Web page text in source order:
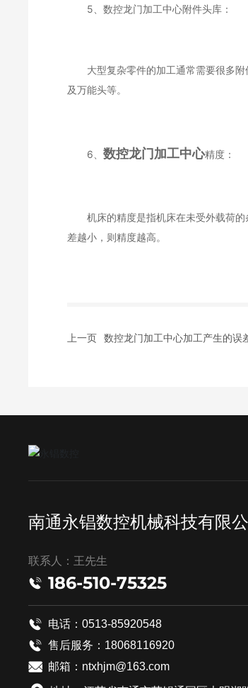
5、数控龙门加工中心附件头库：
大型复杂零件的加工通常需要很多附
及万能头等。
6、 数控龙门加工中心精度：
机床的精度是指机床在未受外载荷的
差越小，则精度越高。
上一页 数控龙门加工中心加工产生的误
南通永锠数控机械科技有限
联系人：王先生
186-510-75325
电话：0513-85920548
售后服务： 18068116920
邮箱： ntxhjm@163.com